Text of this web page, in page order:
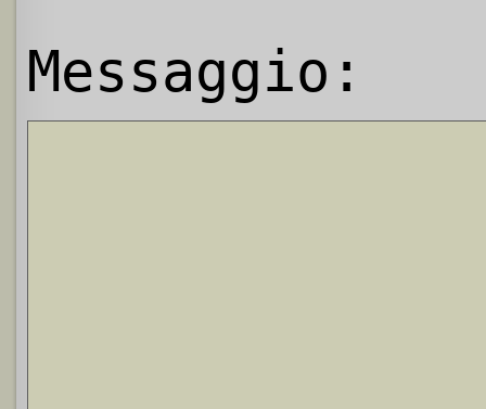
Messaggio: